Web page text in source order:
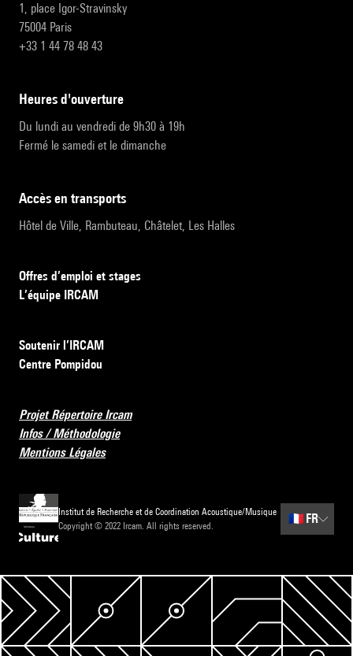
1, place Igor-Stravinsky
75004 Paris
+33 1 44 78 48 43
heures d'ouverture
Du lundi au vendredi de 9h30 à 19h
Fermé le samedi et le dimanche
accès en transports
Hôtel de Ville, Rambuteau, Châtelet, Les Halles
Offres d’emploi et stages
L’équipe IRCAM
Soutenir l’IRCAM
Centre Pompidou
Projet Répertoire Ircam
Infos / Méthodologie
Mentions Légales
Institut de Recherche et de Coordination Acoustique/Musique
Copyright © 2022 Ircam. All rights reserved.
🇫🇷 FR